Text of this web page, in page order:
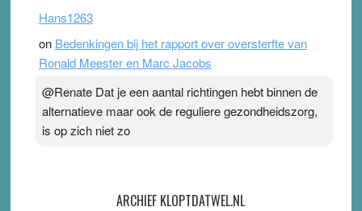
Hans1263
on Bedenkingen bij het rapport over oversterfte van
Ronald Meester en Marc Jacobs
@Renate Dat je een aantal richtingen hebt binnen de
alternatieve maar ook de reguliere gezondheidszorg,
is op zich niet zo
ARCHIEF KLOPTDATWEL.NL